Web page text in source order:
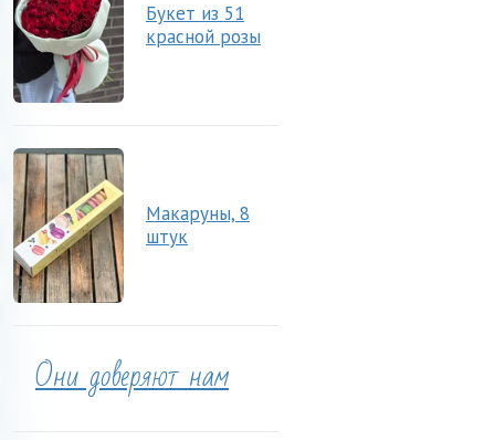
Букет из 51
красной розы
Макаруны, 8
штук
Они доверяют нам